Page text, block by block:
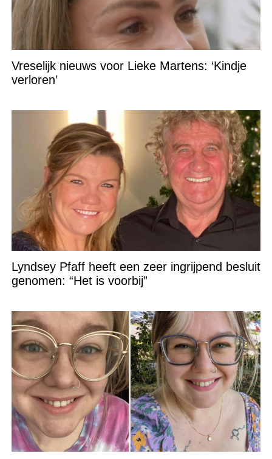
Vreselijk nieuws voor Lieke Martens: ‘Kindje
verloren’
Lyndsey Pfaff heeft een zeer ingrijpend besluit
genomen: “Het is voorbij”